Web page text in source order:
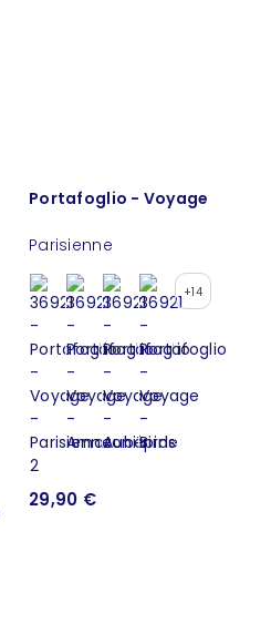
Portafoglio - Voyage
Parisienne
+14
29,90 €